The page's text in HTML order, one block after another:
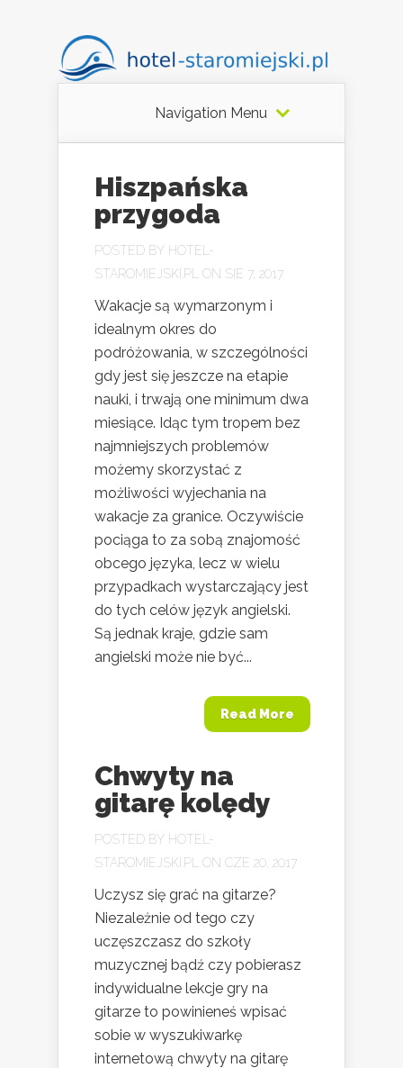
Navigation Menu
Hiszpańska
przygoda
POSTED BY HOTEL-
STAROMIEJSKI.PL
ON SIE 7, 2017
Wakacje są wymarzonym i
idealnym okres do
podróżowania, w szczególności
gdy jest się jeszcze na etapie
nauki, i trwają one minimum dwa
miesiące. Idąc tym tropem bez
najmniejszych problemów
możemy skorzystać z
możliwości wyjechania na
wakacje za granice. Oczywiście
pociąga to za sobą znajomość
obcego języka, lecz w wielu
przypadkach wystarczający jest
do tych celów język angielski.
Są jednak kraje, gdzie sam
angielski może nie być...
Read More
Chwyty na
gitarę kolędy
POSTED BY HOTEL-
STAROMIEJSKI.PL
ON CZE 20, 2017
Uczysz się grać na gitarze?
Niezależnie od tego czy
uczęszczasz do szkoły
muzycznej bądź czy pobierasz
indywidualne lekcje gry na
gitarze to powinieneś wpisać
sobie w wyszukiwarkę
internetową chwyty na gitarę